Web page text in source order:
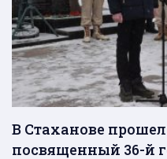
В Стаханове
посвященный 36-й